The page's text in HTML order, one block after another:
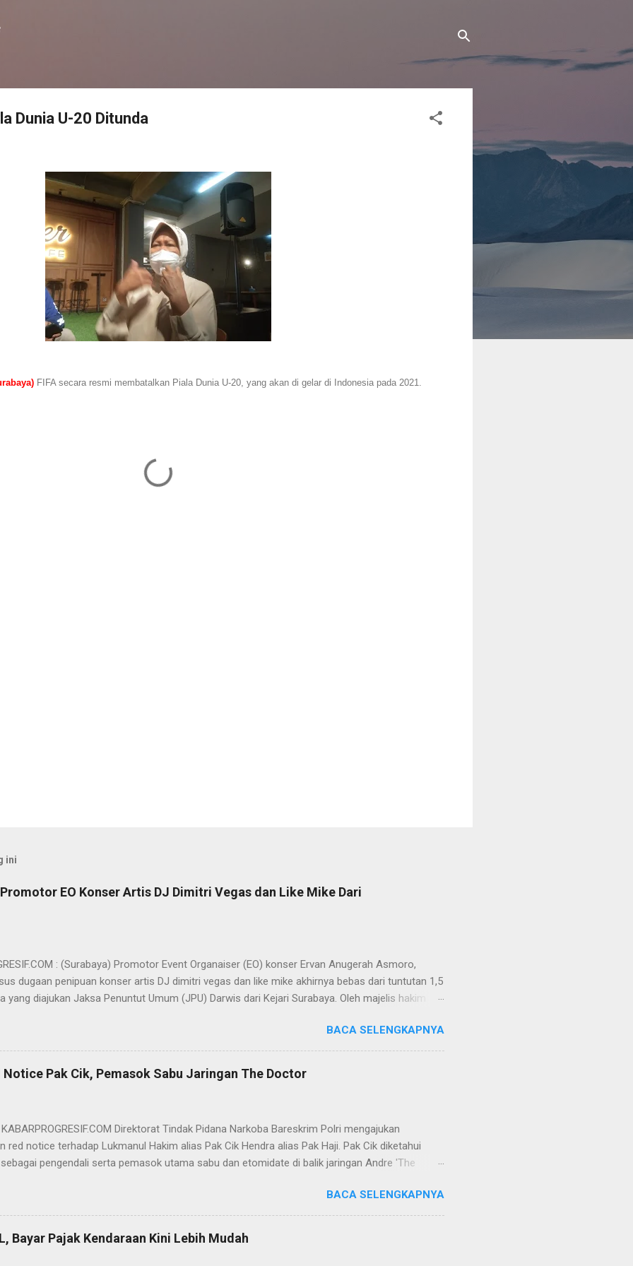
Dunia U-20 Ditunda
FIFA secara resmi membatalkan Piala Dunia U-20, yang akan di gelar di Indonesia pada 2021.
ini
EO Konser Artis DJ Dimitri Vegas dan Like Mike Dari
: (Surabaya) Promotor Event Organaiser (EO) konser Ervan Anugerah Asmoro,
dugaan penipuan konser artis DJ dimitri vegas dan like mike akhirnya bebas dari tuntutan 1,5
yang diajukan Jaksa Penuntut Umum (JPU) Darwis dari Kejari Surabaya. Oleh majelis hakim
pertimbangannya, hakim Sigit menerangkan, majelis hakim berpendapat bahwa perbuatan
tersebut tidak terdapat unsur penipuan sehingga dianggap bukan merupakan tindak pidana.
hakim, kasus yang menjerat Ervan merupakan hubungan hukum keperdataan. Atas dasar
Ervan diputus bebas dari tuntutan hukum (onslag van alle recht vervolging). Menanggapi hal
BACA SELENGKAPNYA
Pak Cik, Pemasok Sabu Jaringan The Doctor
Direktorat Tindak Pidana Narkoba Bareskrim Polri mengajukan
red notice terhadap Lukmanul Hakim alias Pak Cik Hendra alias Pak Haji. Pak Cik diketahui
pengendali serta pemasok utama sabu dan etomidate di balik jaringan Andre 'The
Hakim alias Hendra alias Pak Haji," kata Direktur Tindak Pidana Narkoba (Dirtipidnarkoba)
Polri Brigjen Eko Hadi Santoso. dalam keterangannya, Rabu (20/5). Eko menerangkan Pak Cik
warga negara Indonesia (WNI) asal Aceh yang saat ini terdeteksi berada di Malaysia. Namun,
status kewarganegaraan sudah berpindah menjadi warga negara Saint Kitts and Nevis.
BACA SELENGKAPNYA
Bayar Pajak Kendaraan Kini Lebih Mudah